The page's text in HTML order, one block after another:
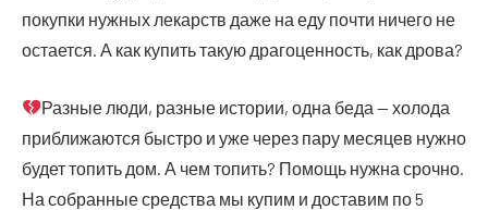
покуп­ки нуж­ных лекарств даже на еду почти ниче­го не
оста­ет­ся. А как купить такую дра­го­цен­ность, как дрова?
Раз­ные люди, раз­ные исто­рии, одна беда — холо­да
при­бли­жа­ют­ся быст­ро и уже через пару меся­цев нуж­но
будет топить дом. А чем топить? Помощь нуж­на сроч­но.
На собран­ные сред­ства мы купим и доста­вим по 5